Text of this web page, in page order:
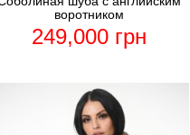
воротником
249,000 грн